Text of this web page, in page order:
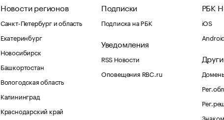
Новости регионов
Санкт-Петербург и область
Екатеринбург
Новосибирск
Башкортостан
Вологодская область
Калининград
Краснодарский край
Подписки
Подписка на РБК
Уведомления
RSS Новости
Оповещения RBC.ru
РБК
iOS